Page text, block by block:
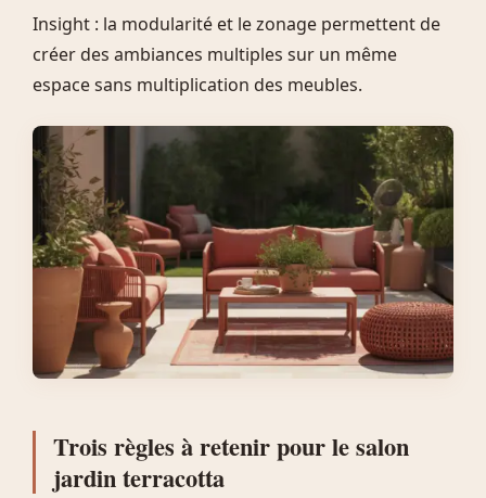
Insight : la modularité et le zonage permettent de
créer des ambiances multiples sur un même
espace sans multiplication des meubles.
Trois règles à retenir pour le salon
jardin terracotta